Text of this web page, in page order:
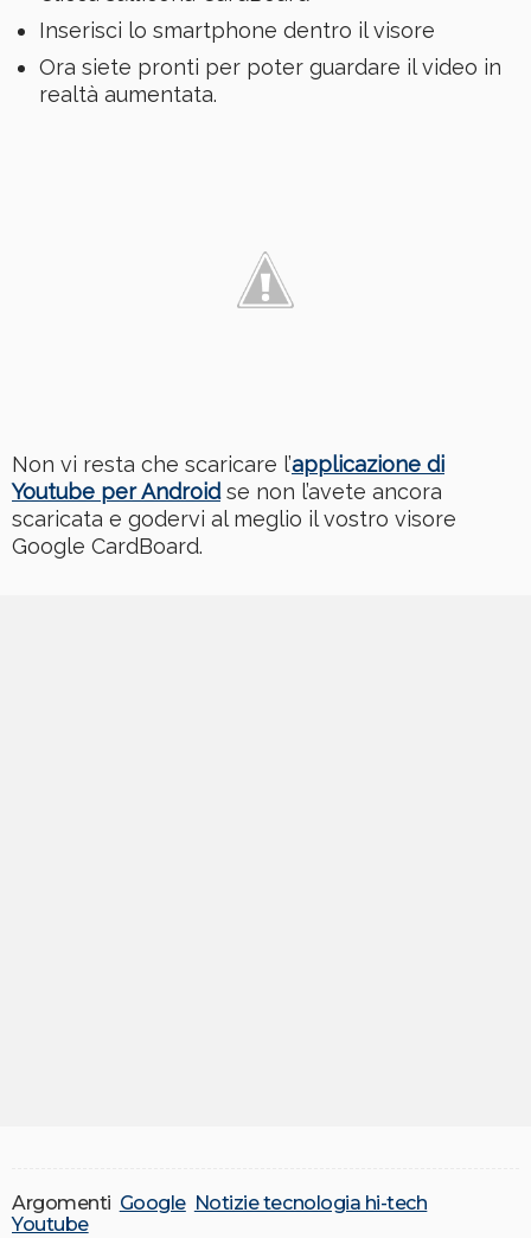
Inserisci lo smartphone dentro il visore
Ora siete pronti per poter guardare il video in
realtà aumentata.
Non vi resta che scaricare l’applicazione di
Youtube per Androidse non l’avete ancora
scaricata e godervi al meglio il vostro visore
Google CardBoard.
Argomenti Google Notizie tecnologia hi-tech
Youtube